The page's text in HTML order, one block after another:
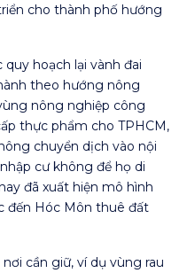
cho thành phố hướng
hoạch lại vành đai
theo hướng nông
nông nghiệp công
thực phẩm cho TPHCM,
chuyển dịch vào nội
cư không để họ di
đã xuất hiện mô hình
đến Hóc Môn thuê đất
cần giữ, ví dụ vùng rau